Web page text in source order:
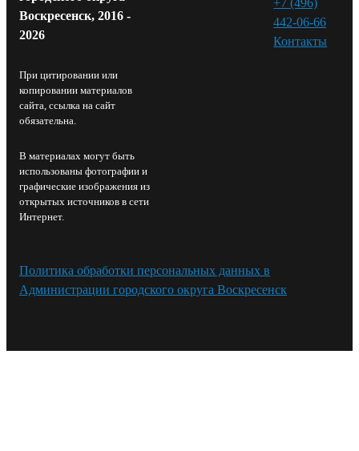
Воскресенск, 2016 -
2026
При цитировании или
копировании материалов
сайта, ссылка на сайт
обязательна.
В материалах могут быть
использованы фотографии и
графические изображения из
открытых источников в сети
Интернет.
442-06-66
Контакты⁠
Политика обработки персональных данных в
Администрации городского округа Воскресенск